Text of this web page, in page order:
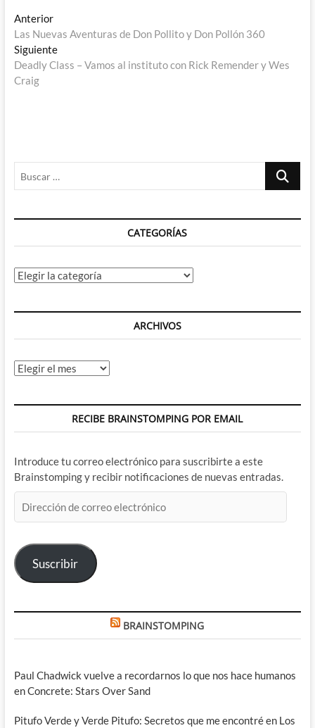
Navegación
de
entradas
AnteriorEntrada
anterior:
Las Nuevas Aventuras de Don Pollito y Don Pollón 360
SiguienteEntrada
siguiente:
Deadly Class – Vamos al instituto con Rick Remender y Wes
Craig
Buscar
CATEGORÍAS
Categorías
ARCHIVOS
Archivos
RECIBE BRAINSTOMPING POR EMAIL
Introduce tu correo electrónico para suscribirte a este
Brainstomping y recibir notificaciones de nuevas entradas.
de
electrónico
Suscribir
BRAINSTOMPING
Paul Chadwick vuelve a recordarnos lo que nos hace humanos
en Concrete: Stars Over Sand
Pitufo Verde y Verde Pitufo: Secretos que me encontré en Los